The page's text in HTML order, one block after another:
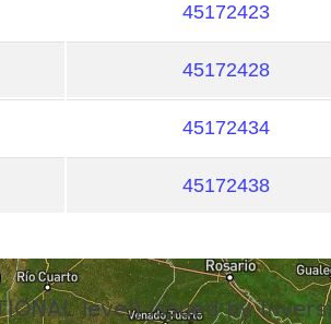
45172423
45172428
45172434
45172438